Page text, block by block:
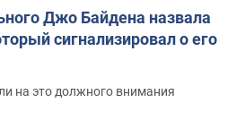
Джо Байдена назвала
сигнализировал о его
на это должного внимания